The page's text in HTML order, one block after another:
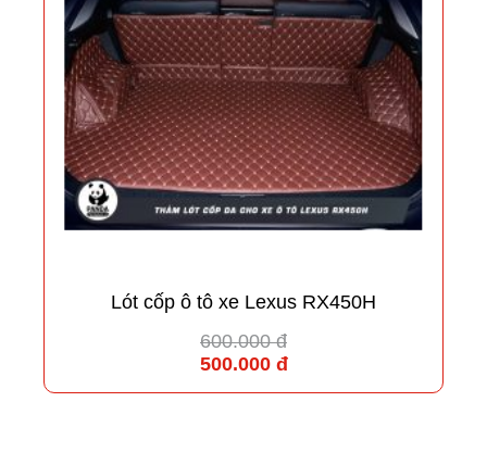
Lót cốp ô tô xe Lexus RX450H
600.000 đ
500.000 đ